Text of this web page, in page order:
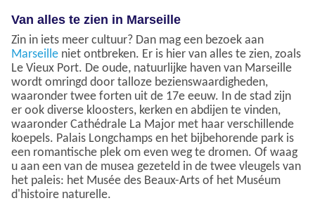
Van alles te zien in Marseille
Zin in iets meer cultuur? Dan mag een bezoek aan
Marseille niet ontbreken. Er is hier van alles te zien, zoals
Le Vieux Port. De oude, natuurlijke haven van Marseille
wordt omringd door talloze bezienswaardigheden,
waaronder twee forten uit de 17e eeuw. In de stad zijn
er ook diverse kloosters, kerken en abdijen te vinden,
waaronder Cathédrale La Major met haar verschillende
koepels. Palais Longchamps en het bijbehorende park is
een romantische plek om even weg te dromen. Of waag
u aan een van de musea gezeteld in de twee vleugels van
het paleis: het Musée des Beaux-Arts of het Muséum
d'histoire naturelle.